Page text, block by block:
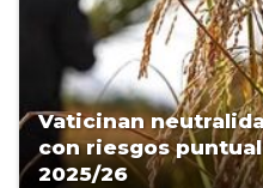
Vaticinan
con riesgos
2025/26